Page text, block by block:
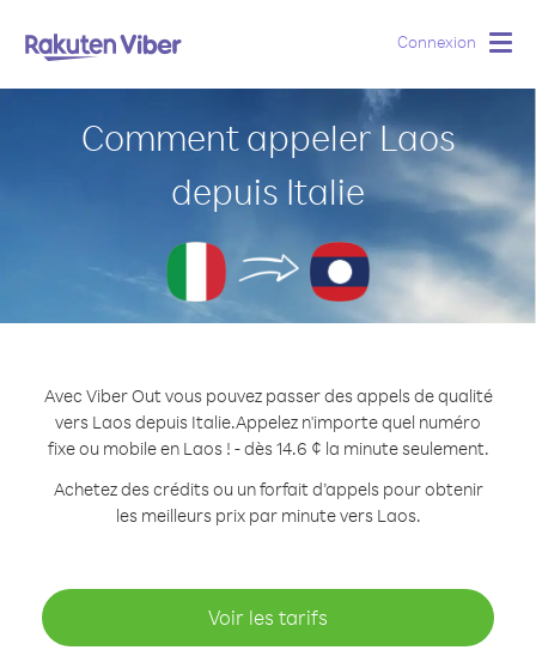
Connexion
Comment appeler Laos
depuis Italie
Avec Viber Out vous pouvez passer des appels de qualité
vers Laos depuis Italie.Appelez n'importe quel numéro
fixe ou mobile en Laos ! - dès 14.6 ¢ la minute seulement.
Achetez des crédits ou un forfait d’appels pour obtenir
les meilleurs prix par minute vers Laos.
Voir les tarifs